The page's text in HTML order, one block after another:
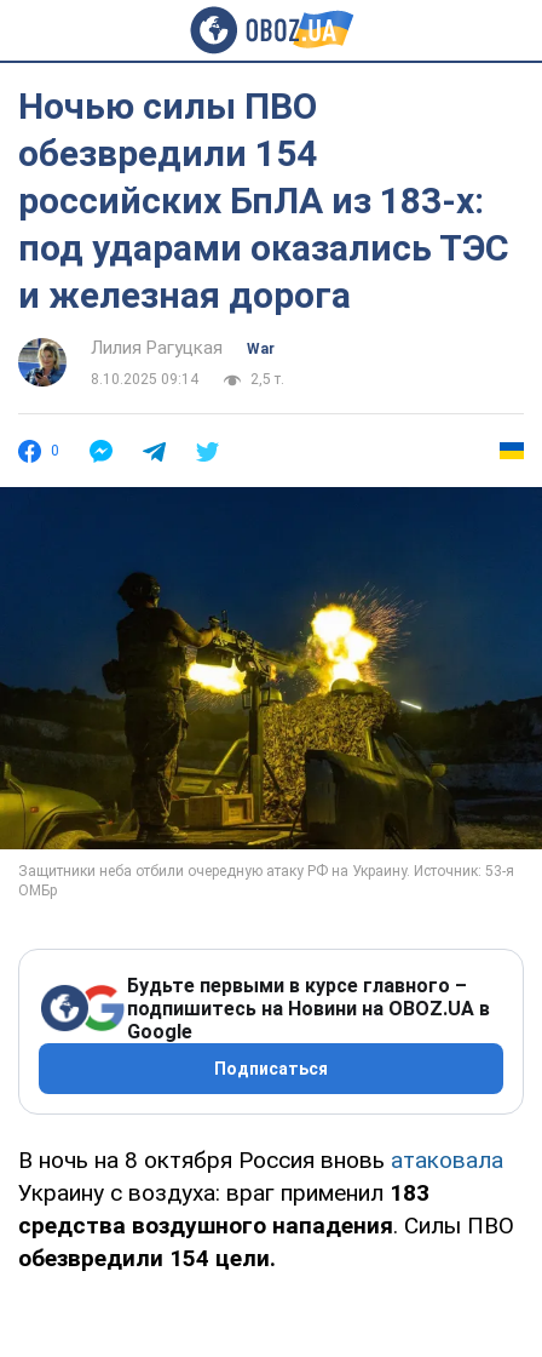
Ночью силы ПВО
обезвредили 154
российских БпЛА из 183-х:
под ударами оказались ТЭС
и железная дорога
Лилия Рагуцкая
War
8.10.2025 09:14
2,5 т.
0
Будьте первыми в курсе главного –
подпишитесь на Новини на OBOZ.UA в
Google
Подписаться
В ночь на 8 октября Россия вновь атаковала
Украину с воздуха: враг применил 183
средства воздушного нападения. Силы ПВО
обезвредили 154 цели.